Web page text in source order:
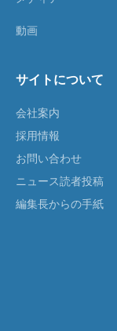
動画
サイトについて
会社案内
採用情報
お問い合わせ
ニュース読者投稿
編集長からの手紙